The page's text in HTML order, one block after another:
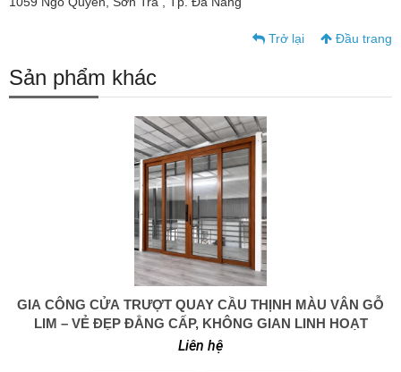
Trở lại Đầu trang
Sản phẩm khác
0938 414 005
GIA CÔNG CỬA TRƯỢT QUAY CẦU THỊNH MÀU VÂN GỖ
LIM – VẺ ĐẸP ĐẲNG CẤP, KHÔNG GIAN LINH HOẠT
Liên hệ